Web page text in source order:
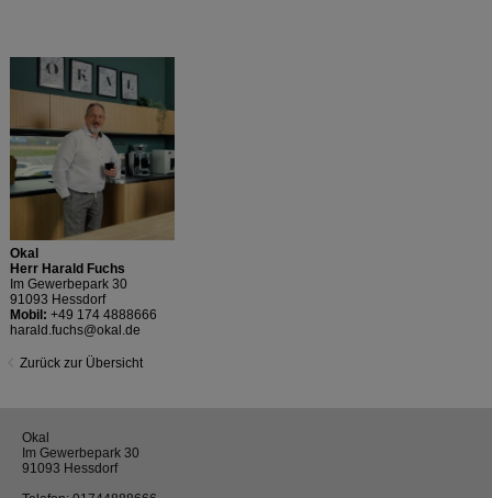
Okal
Herr Harald Fuchs
Im Gewerbepark 30
91093 Hessdorf
Mobil: +49 174 4888666
harald.fuchs@okal.de
Zurück zur Übersicht
Okal
Im Gewerbepark 30
91093 Hessdorf